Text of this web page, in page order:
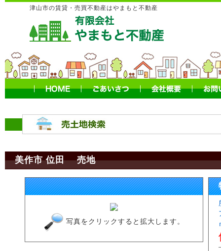
津山市の賃貸・売買不動産はやまもと不動産
美作市 位田 売地
写真をクリックすると拡大します。